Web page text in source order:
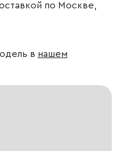
по Москве,
в нашем